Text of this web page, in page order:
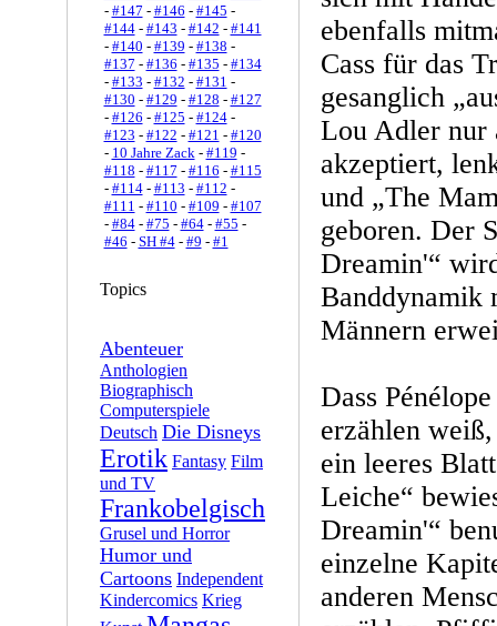
- #147 - #146 - #145 -
#144- #143 - #142 - #141
- #140 - #139 - #138 -
#137 - #136 - #135 - #134
- #133 - #132 - #131 -
#130 - #129 - #128 - #127
- #126 - #125 - #124-
#123 - #122 - #121 - #120
- 10 Jahre Zack- #119 -
#118 - #117 - #116 - #115
- #114- #113 - #112 -
#111 - #110 - #109 - #107
- #84- #75 - #64- #55 -
#46 - SH #4- #9 - #1
Topics
Abenteuer
Anthologien
Biographisch
Computerspiele
Deutsch Die Disneys
Erotik Fantasy Film
und TV
Frankobelgisch
Grusel und Horror
Humor und
Cartoons Independent
Kindercomics Krieg
ebenfalls
Cass für das
gesanglich
Lou Adler nur
akzeptiert,
und „The
geboren. Der
Dreamin'“
Banddynamik
Männern
Dass
erzählen
ein leeres
Leiche“
Dreamin'“
einzelne
anderen